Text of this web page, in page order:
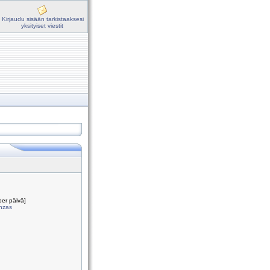
Kirjaudu sisään tarkistaaksesi
yksityiset viestit
päivä]